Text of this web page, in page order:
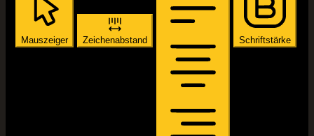
Mauszeiger Zeichenabstand Schriftstärke